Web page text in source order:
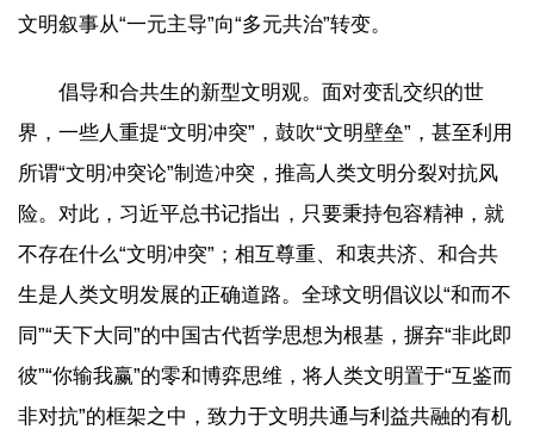
文明叙事从“一元主导”向“多元共治”转变。
倡导和合共生的新型文明观。面对变乱交织的世
界，一些人重提“文明冲突”，鼓吹“文明壁垒”，甚至利用
所谓“文明冲突论”制造冲突，推高人类文明分裂对抗风
险。对此，习近平总书记指出，只要秉持包容精神，就
不存在什么“文明冲突”；相互尊重、和衷共济、和合共
生是人类文明发展的正确道路。全球文明倡议以“和而不
同”“天下大同”的中国古代哲学思想为根基，摒弃“非此即
彼”“你输我赢”的零和博弈思维，将人类文明置于“互鉴而
非对抗”的框架之中，致力于文明共通与利益共融的有机